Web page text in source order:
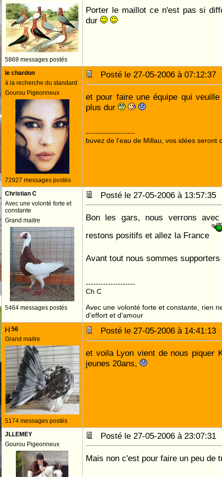
5869 messages postés
Porter le maillot ce n'est pas si
dur
le chardon
à la recherche du standard
Gourou Pigeonneux
72927 messages postés
Posté le 27-05-2006 à
et pour faire une équipe qui
plus dur
--------------------
buvez de l'eau de Millau, vos idées seront
Christian C
Avec une volonté forte et
constante
Grand maitre
5464 messages postés
Posté le 27-05-2006 à
Bon les gars, nous verrons
restons positifs et allez la France
Avant tout nous sommes supporters
--------------------
Ch C
Avec une volonté forte et constante, rien
d'effort et d'amour
j-j 56
Grand maitre
5174 messages postés
Posté le 27-05-2006 à
et voila Lyon vient de nous piquer
jeunes 20ans,
JLLEMEY
Gourou Pigeonneux
Posté le 27-05-2006 à
Mais non c'est pour faire un peu de